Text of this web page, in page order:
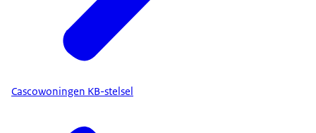
Cascowoningen KB-stelsel